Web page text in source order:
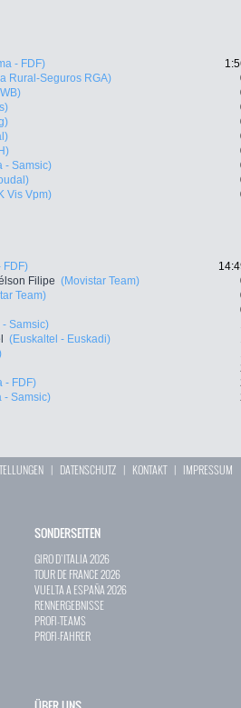
- FDF)
Rural-Seguros RGA)
- Samsic)
Vis Vpm)
FDF)
Filipe (Movistar Team)
Team)
- Samsic)
(Euskaltel - Euskadi)
- FDF)
- Samsic)
| DATENSCHUTZ | KONTAKT| IMPRESSUM
SONDERSEITEN
GIRO D`ITALIA 2026
TOUR DE FRANCE 2026
VUELTA A ESPAÑA 2026
RENNERGEBNISSE
PROFI-TEAMS
PROFI-FAHRER